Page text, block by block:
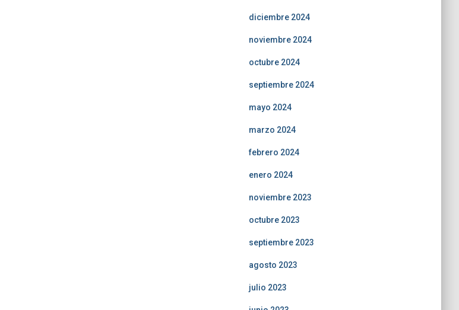
diciembre 2024
noviembre 2024
octubre 2024
septiembre 2024
mayo 2024
marzo 2024
febrero 2024
enero 2024
noviembre 2023
octubre 2023
septiembre 2023
agosto 2023
julio 2023